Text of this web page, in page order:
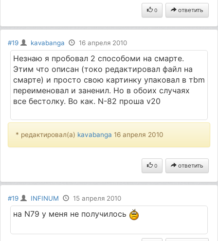
0 ответить
#19 kavabanga 16 апреля 2010
Незнаю я пробовал 2 способоми на смарте.
Этим что описан (токо редактировал файл на
смарте) и просто свою картинку упаковал в тbm
переименовал и заненил. Но в обоих случаях
все бестолку. Во как. N-82 проша v20
* редактировал(а) kavabanga 16 апреля 2010
0 ответить
#19 INFINUM 15 апреля 2010
на N79 у меня не получилось